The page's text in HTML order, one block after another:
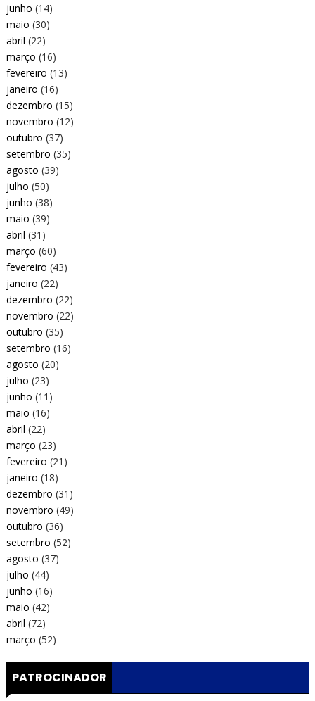
junho (14)
maio (30)
abril (22)
março (16)
fevereiro (13)
janeiro (16)
dezembro (15)
novembro (12)
outubro (37)
setembro (35)
agosto (39)
julho (50)
junho (38)
maio (39)
abril (31)
março (60)
fevereiro (43)
janeiro (22)
dezembro (22)
novembro (22)
outubro (35)
setembro (16)
agosto (20)
julho (23)
junho (11)
maio (16)
abril (22)
março (23)
fevereiro (21)
janeiro (18)
dezembro (31)
novembro (49)
outubro (36)
setembro (52)
agosto (37)
julho (44)
junho (16)
maio (42)
abril (72)
março (52)
PATROCINADOR